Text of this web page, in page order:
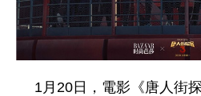
1月20日，電影《唐人街探